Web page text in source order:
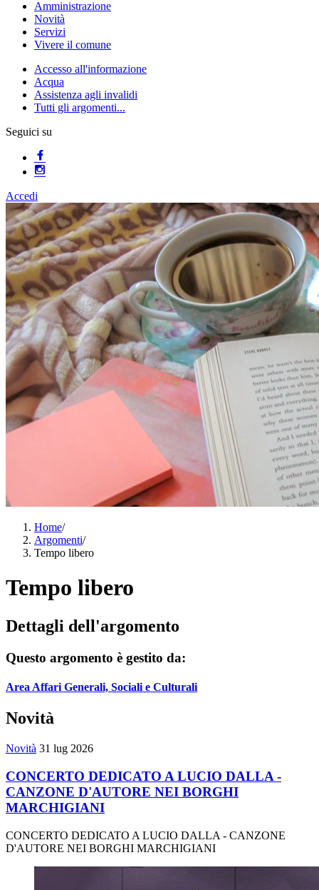
Amministrazione
Novità
Servizi
Vivere il comune
Accesso all'informazione
Acqua
Assistenza agli invalidi
Tutti gli argomenti...
Seguici su
Accedi
Home/
Argomenti/
Tempo libero
Tempo libero
Dettagli dell'argomento
Questo argomento è gestito da:
Area Affari Generali, Sociali e Culturali
Novità
Novità 31 lug 2026
CONCERTO DEDICATO A LUCIO DALLA -
CANZONE D'AUTORE NEI BORGHI
MARCHIGIANI
CONCERTO DEDICATO A LUCIO DALLA - CANZONE
D'AUTORE NEI BORGHI MARCHIGIANI